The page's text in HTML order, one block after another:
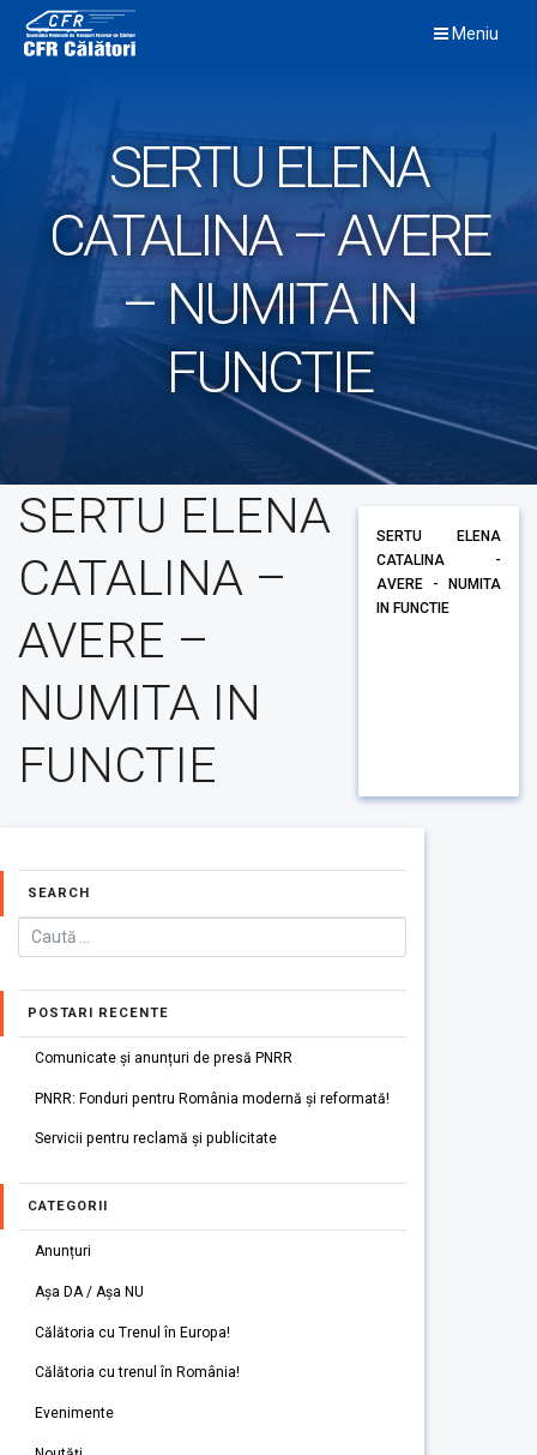
content
Meniu
SERTU ELENA
CATALINA – AVERE
– NUMITA IN
FUNCTIE
SERTU ELENA
CATALINA –
AVERE –
NUMITA IN
FUNCTIE
SERTU ELENA
CATALINA -
AVERE - NUMITA
IN FUNCTIE
SEARCH
POSTARI RECENTE
Comunicate și anunțuri de presă PNRR
PNRR: Fonduri pentru România modernă și reformată!
Servicii pentru reclamă și publicitate
CATEGORII
Anunțuri
Așa DA / Așa NU
Călătoria cu Trenul în Europa!
Călătoria cu trenul în România!
Evenimente